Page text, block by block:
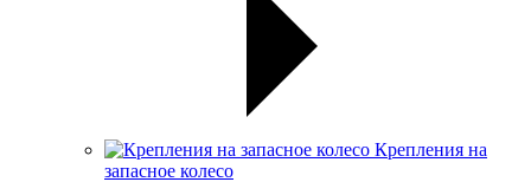
Крепления на
запасное колесо